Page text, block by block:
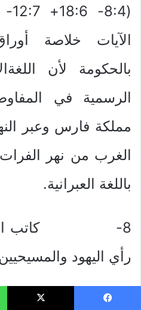
الآيات خلاصة
بالحكومة لأن
الرسمية في
مملكة فارس وعبر
الغرب من نهر
باللغة العبرانية.
8- كاتب
رأي اليهود
9- هناك تشابه